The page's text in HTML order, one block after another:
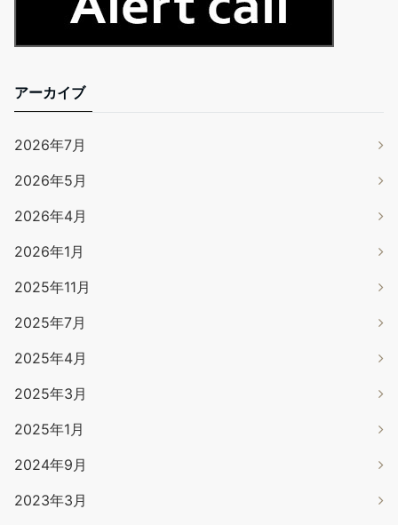
アーカイブ
2026年7月
2026年5月
2026年4月
2026年1月
2025年11月
2025年7月
2025年4月
2025年3月
2025年1月
2024年9月
2023年3月